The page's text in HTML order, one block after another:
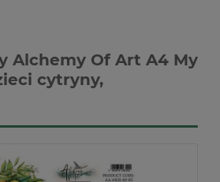
Alchemy Of Art A4 My
cytryny,